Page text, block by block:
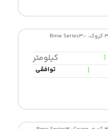
سری 3 کروک، Bmw Series3-
|
کیلومتر
|
توافقی